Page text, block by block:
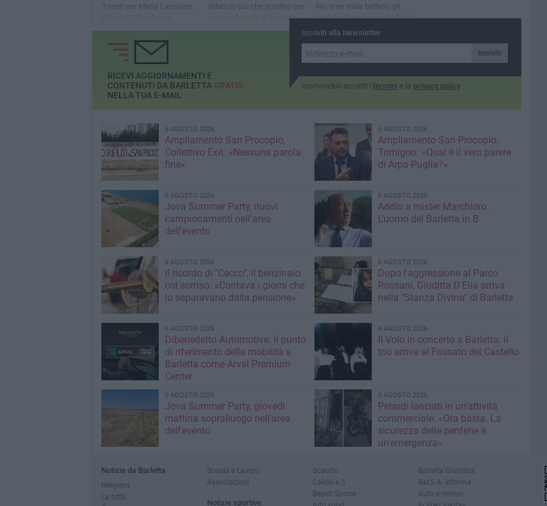
Trionfi per Maria Lanciano,
Piazzolla (Fiamme Rosse).
Argento per Azzurra Severini
e Alessio Verdi
Bilancio più che positivo per
la Lega Navale di Barletta
nella categoria Master. In
Nei time trials brillano gli
atleti barlettani, con tre finali
per il primo posto raggiunte,
semifinale. Domani in gara
le categorie Senior e Under
Iscriviti alla Newsletter
Iscriviti
Iscrivendoti accetti i termini e la privacy policy
RICEVI AGGIORNAMENTI E
CONTENUTI DA BARLETTA GRATIS
NELLA TUA E-MAIL
6 AGOSTO 2026
Ampliamento San Procopio,
Collettivo Exit: «Nessuna parola
fine»
6 AGOSTO 2026
Ampliamento San Procopio,
Trimigno: «Qual è il vero parere
di Arpa Puglia?»
6 AGOSTO 2026
Jova Summer Party, nuovi
campionamenti nell'area
dell'evento
6 AGOSTO 2026
Addio a mister Marchioro.
L'uomo del Barletta in B
6 AGOSTO 2026
Il ricordo di "Cecco", il benzinaio
col sorriso: «Contava i giorni che
lo separavano dalla pensione»
6 AGOSTO 2026
Dopo l'aggressione al Parco
Rossani, Giuditta D'Elia arriva
nella "Stanza Divina" di Barletta
6 AGOSTO 2026
Dibenedetto Automotive: il punto
di riferimento della mobilità a
Barletta come Arval Premium
Center
6 AGOSTO 2026
Il Volo in concerto a Barletta: il
trio arriva al Fossato del Castello
5 AGOSTO 2026
Jova Summer Party, giovedì
mattina sopralluogo nell'area
dell'evento
5 AGOSTO 2026
Petardi lanciati in un'attività
commerciale: «Ora basta. La
sicurezza delle periferie è
un'emergenza»
Notizie da Barletta
Religioni
La città
Scuola e Lavoro
Associazioni
Notizie sportive
Scacchi
Calcio a 5
Beach Soccer
Barletta Giuridica
Bar.S.A. informa
Auto e motori